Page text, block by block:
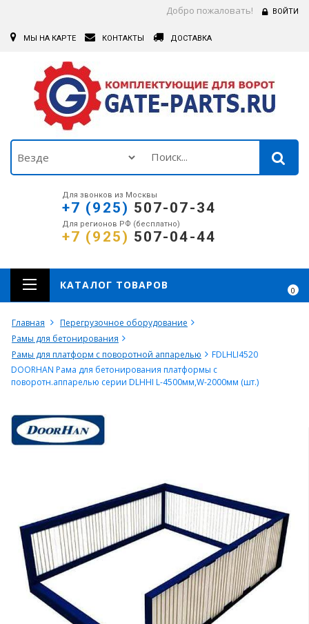
Добро пожаловать! ВОЙТИ
МЫ НА КАРТЕ КОНТАКТЫ ДОСТАВКА
Для звонков из Москвы
+7 (925) 507-07-34
Для регионов РФ (бесплатно)
+7 (925) 507-04-44
0
КАТАЛОГ ТОВАРОВ
Главная
Перегрузочное оборудование
Рамы для бетонирования
Рамы для платформ с поворотной аппарелью
FDLHLI4520
DOORHAN Рама для бетонирования платформы с
поворотн.аппарелью серии DLHHI L-4500мм,W-2000мм (шт.)